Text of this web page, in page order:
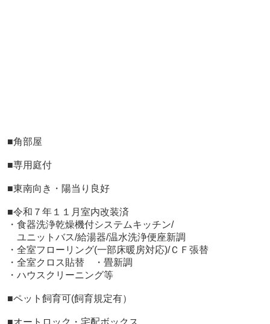
■角部屋
■専用庭付
■東南向き・陽当り良好
■令和７年１１月室内改装済
・食器洗浄乾燥機付システムキッチン/
ユニットバス/給湯器/温水洗浄便座新調
・全室フローリング(一部床暖房対応)/ＣＦ張替
・全室クロス貼替 ・畳新調
・ハウスクリーニング等
■ペット飼育可(飼育規定有）